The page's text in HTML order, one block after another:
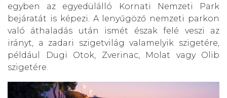
egyben az egyedülálló Kornati Nemzeti Park
bejáratát is képezi. A lenyűgöző nemzeti parkon
való áthaladás után ismét észak felé veszi az
irányt, a zadari szigetvilág valamelyik szigetére,
például Dugi Otok, Zverinac, Molat vagy Olib
szigetére.